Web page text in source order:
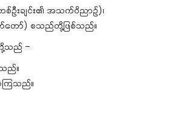
းချင်း၏ အသက်ဝိညာဉ်)၊
တော်) စသည်တို့ဖြစ်သည်။
တို့သည် –
ည်။
ြသည်။